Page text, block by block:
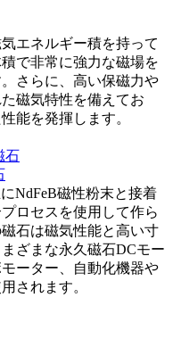
エネルギー積を持って
で非常に強力な磁場を
さらに、高い保磁力や
磁気特性を備えてお
能を発揮します。
NdFeB磁性粉末と接着
ロセスを使用して作ら
石は磁気性能と高い寸
ざまな永久磁石DCモー
ーター、自動化機器や
されます。